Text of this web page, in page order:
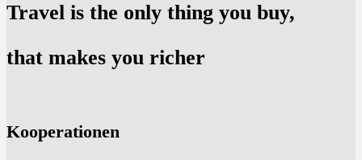
Travel is the only thing you buy,
that makes you richer
Kooperationen